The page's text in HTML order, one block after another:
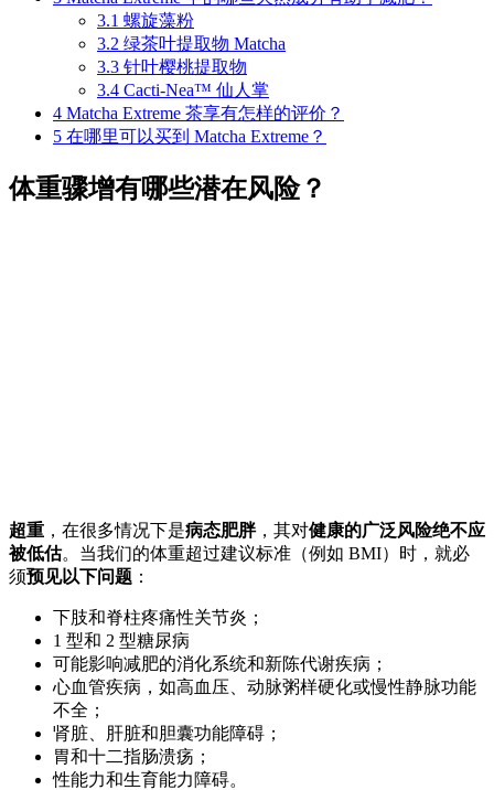
3.1 螺旋藻粉
3.2 绿茶叶提取物 Matcha
3.3 针叶樱桃提取物
3.4 Cacti-Nea™ 仙人掌
4 Matcha Extreme 茶享有怎样的评价？
5 在哪里可以买到 Matcha Extreme？
体重骤增有哪些潜在风险？
超重 ，在很多情况下是病态肥胖，其对健康的广泛风险绝不应
被低估。当我们的体重超过建议标准（例如 BMI）时，就必
须预见以下问题 ：
下肢和脊柱疼痛性关节炎；
1 型和 2 型糖尿病
可能影响减肥的消化系统和新陈代谢疾病；
心血管疾病，如高血压、动脉粥样硬化或慢性静脉功能
不全；
肾脏、肝脏和胆囊功能障碍；
胃和十二指肠溃疡；
性能力和生育能力障碍。